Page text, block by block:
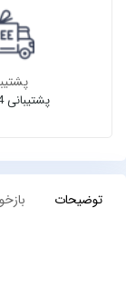
پشتیبانی 24 ساعته
توضیحات